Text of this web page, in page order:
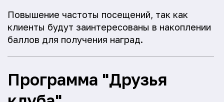
Повышение частоты посещений, так как
клиенты будут заинтересованы в накоплении
баллов для получения наград.
Программа "Друзья